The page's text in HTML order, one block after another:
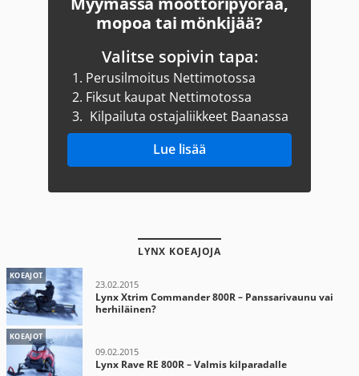
mopoa tai mönkijää?
Valitse sopivin tapa:
1. Perusilmoitus Nettimotossa
2. Fiksut kaupat Nettimotossa
3. Kilpailuta ostajaliikkeet Baanassa
Lue lisää
LYNX KOEAJOJA
KOEAJOT
23.02.2015
Lynx Xtrim Commander 800R – Panssarivaunu vai
herhiläinen?
KOEAJOT
09.02.2015
Lynx Rave RE 800R – Valmis kilparadalle